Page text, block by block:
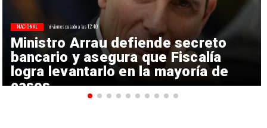
Ministro Arrau defiende secreto
bancario y asegura que Fiscalía
logra levantarlo en la mayoría de
casos
NACIONAL el viernes pasado a las 12:40